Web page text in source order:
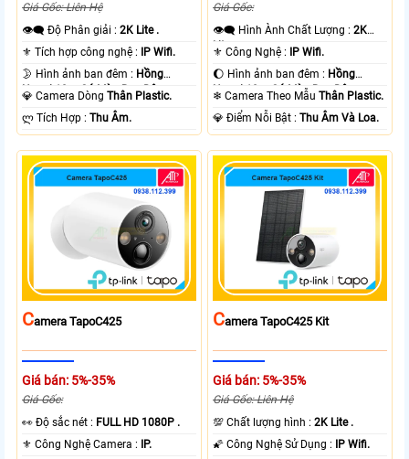
Giá Gốc: Liên Hệ
👁️‍🗨 Độ Phân giải :2K Lite .
⚜️ Tích hợp công nghệ :
IP Wifi.
🌛 Hình ảnh ban đêm : Hồng
Ngoại 10m Có Màu Ban Ðêm.
💎 Camera DòngThân Plastic.
️ლ Tích Hợp :Thu Âm.
Giá Gốc:
👁️‍🗨 Hình Ành Chất Lượng :2K
Lite .
⚜️ Công Nghệ :
IP Wifi.
🌔 Hình ảnh ban đêm : Hồng
Ngoại 10m Có Màu Ban Ðêm.
❄ Camera Theo MẫuThân Plastic.
️💎 Điểm Nỗi Bật :Thu Âm Và Loa.
CAmera TapoC425
Giá bán: 5%-35%
Giá Gốc:
️👀 Độ sắc nét : FULL HD 1080P .
⚜️ Công Nghệ Camera :
IP.
CAmera TapoC425 Kit
Giá bán: 5%-35%
Giá Gốc: Liên Hệ
💯 Chất lượng hình :2K Lite .
🌠 Công Nghệ Sử Dụng :
IP Wifi.